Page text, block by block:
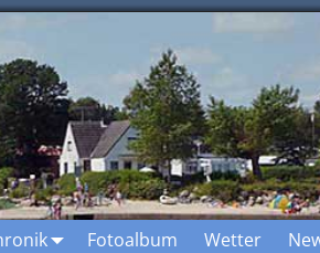
Fotoalbum Wetter